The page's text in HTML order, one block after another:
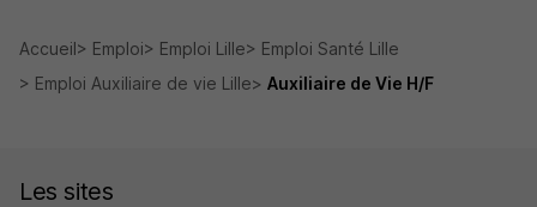
Accueil Emploi Emploi Lille
Emploi Santé Lille
Emploi Auxiliaire de vie Lille
Auxiliaire de Vie H/F
Les sites